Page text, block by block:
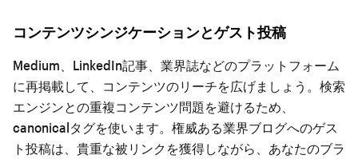
コンテンツシンジケーションとゲスト投稿
Medium、LinkedIn記事、業界誌などのプラットフォーム
に再掲載して、コンテンツのリーチを広げましょう。検索
エンジンとの重複コンテンツ問題を避けるため、
canonicalタグを使います。権威ある業界ブログへのゲス
ト投稿は、貴重な被リンクを獲得しながら、あなたのブラ